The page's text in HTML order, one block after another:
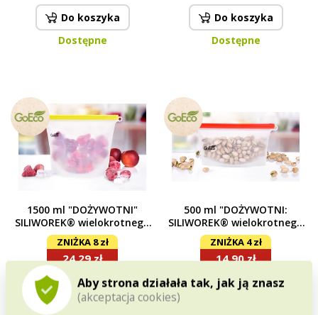
Aby strona działała tak, jak ją znasz
(akceptacja cookies)
Do koszyka
Dostępne
Do koszyka
Dostępne
1500 ml "DOŻYWOTNI"
SILIWOREK® wielokrotnego
użytku woreczek silikonowy
na żywność GoEco® żółty
ZNIŻKA 8 zł
24,29 zł
Do koszyka
Dostępne
500 ml "DOŻYWOTNI:
SILIWOREK® wielokrotnego
użytku woreczek silikonowy
na żywność GoEco®
czerwony
ZNIŻKA 4 zł
14,90 zł
Do koszyka